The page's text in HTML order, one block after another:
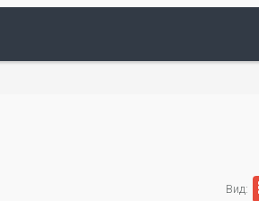
Вид: